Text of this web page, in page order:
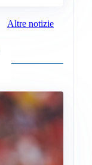
Altre notizie